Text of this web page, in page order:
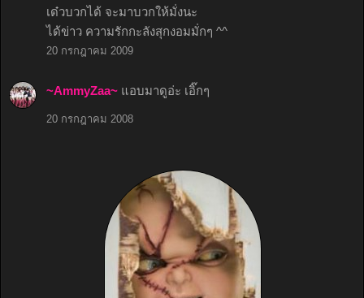
เด๋วบวกได้ จะมาบวกให้มั่งนะ
ได้ข่าว ความรักกะลังสุกงอมมั่กๆ ^^
20 กรกฎาคม 2009
~AmmyZaa~ แอบมาดูอ่ะ เอิ๊กๆ
20 กรกฎาคม 2008